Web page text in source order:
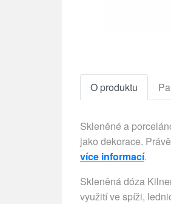
O produktu
Skleněné a
jako dekorace. Právě
více informací.
Skleněná dóza
využití ve spíži,